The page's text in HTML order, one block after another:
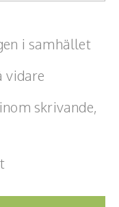
i samhället
vidare
skrivande,